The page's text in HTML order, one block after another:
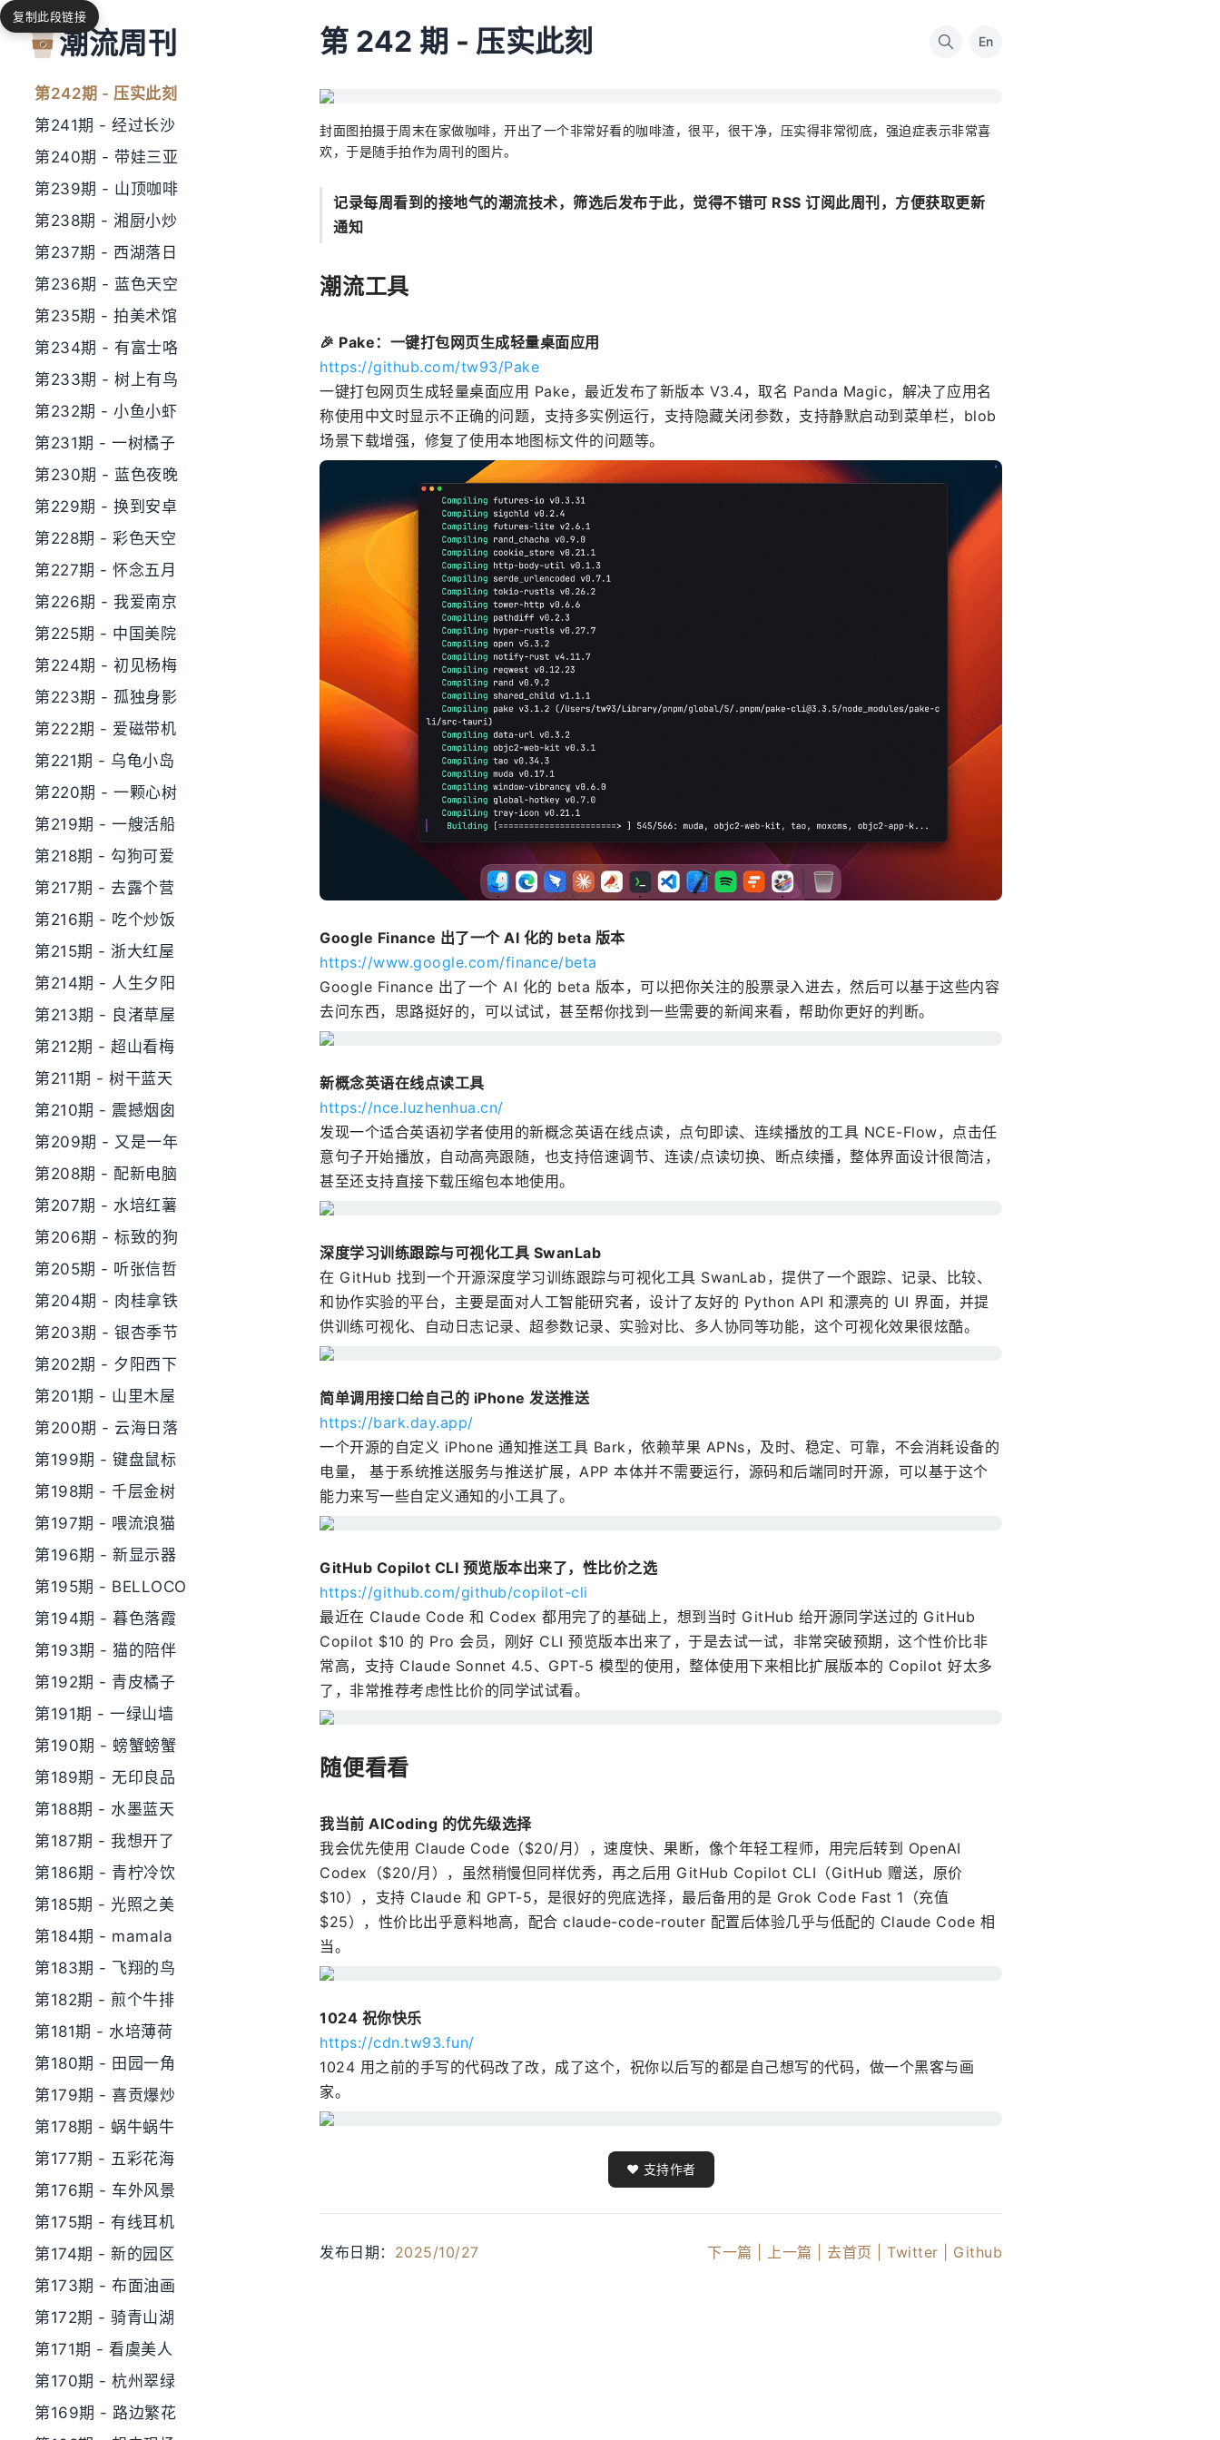
潮流周刊
第244期 - 飞机飞过
第243期 - 森泊不错
第242期 - 压实此刻
第241期 - 经过长沙
第240期 - 带娃三亚
第239期 - 山顶咖啡
第238期 - 湘厨小炒
第237期 - 西湖落日
第236期 - 蓝色天空
第235期 - 拍美术馆
第234期 - 有富士咯
第233期 - 树上有鸟
第232期 - 小鱼小虾
第231期 - 一树橘子
第230期 - 蓝色夜晚
第229期 - 换到安卓
第228期 - 彩色天空
第227期 - 怀念五月
第226期 - 我爱南京
第225期 - 中国美院
第224期 - 初见杨梅
第223期 - 孤独身影
第222期 - 爱磁带机
第221期 - 乌龟小岛
第220期 - 一颗心树
第219期 - 一艘活船
第218期 - 勾狗可爱
第217期 - 去露个营
第216期 - 吃个炒饭
第215期 - 浙大红屋
第214期 - 人生夕阳
第213期 - 良渚草屋
第212期 - 超山看梅
第211期 - 树干蓝天
第210期 - 震撼烟囱
第209期 - 又是一年
第208期 - 配新电脑
第207期 - 水培红薯
第206期 - 标致的狗
第205期 - 听张信哲
第204期 - 肉桂拿铁
第203期 - 银杏季节
第202期 - 夕阳西下
第201期 - 山里木屋
第200期 - 云海日落
第199期 - 键盘鼠标
第198期 - 千层金树
第197期 - 喂流浪猫
第196期 - 新显示器
第195期 - BELLOCO
第194期 - 暮色落霞
第193期 - 猫的陪伴
第192期 - 青皮橘子
第191期 - 一绿山墙
第190期 - 螃蟹螃蟹
第189期 - 无印良品
第188期 - 水墨蓝天
第187期 - 我想开了
第186期 - 青柠冷饮
第185期 - 光照之美
第184期 - mamala
第183期 - 飞翔的鸟
第182期 - 煎个牛排
第181期 - 水培薄荷
第180期 - 田园一角
第179期 - 喜贡爆炒
第178期 - 蜗牛蜗牛
第177期 - 五彩花海
第176期 - 车外风景
第175期 - 有线耳机
第174期 - 新的园区
第173期 - 布面油画
第172期 - 骑青山湖
第171期 - 看虞美人
第170期 - 杭州翠绿
第169期 - 路边繁花
第 242 期 - 压实此刻 En
封面图拍摄于周末在家做咖啡，开出了一个非常好看的咖啡渣，很平，很干净，压实得非常彻底，强迫症表示非常喜
欢，于是随手拍作为周刊的图片。
记录每周看到的接地气的潮流技术，筛选后发布于此，觉得不错可 RSS 订阅此周刊，方便获取更新
通知
潮流工具
🎉 Pake：一键打包网页生成轻量桌面应用
https://github.com/tw93/Pake
一键打包网页生成轻量桌面应用 Pake，最近发布了新版本 V3.4，取名 Panda Magic，解决了应用名
称使用中文时显示不正确的问题，支持多实例运行，支持隐藏关闭参数，支持静默启动到菜单栏，blob
场景下载增强，修复了使用本地图标文件的问题等。
Google Finance 出了一个 AI 化的 beta 版本
https://www.google.com/finance/beta
Google Finance 出了一个 AI 化的 beta 版本，可以把你关注的股票录入进去，然后可以基于这些内容
去问东西，思路挺好的，可以试试，甚至帮你找到一些需要的新闻来看，帮助你更好的判断。
新概念英语在线点读工具
https://nce.luzhenhua.cn/
发现一个适合英语初学者使用的新概念英语在线点读，点句即读、连续播放的工具 NCE-Flow，点击任
意句子开始播放，自动高亮跟随，也支持倍速调节、连读/点读切换、断点续播，整体界面设计很简洁，
甚至还支持直接下载压缩包本地使用。
深度学习训练跟踪与可视化工具 SwanLab
在 GitHub 找到一个开源深度学习训练跟踪与可视化工具 SwanLab，提供了一个跟踪、记录、比较、
和协作实验的平台，主要是面对人工智能研究者，设计了友好的 Python API 和漂亮的 UI 界面，并提
供训练可视化、自动日志记录、超参数记录、实验对比、多人协同等功能，这个可视化效果很炫酷。
简单调用接口给自己的 iPhone 发送推送
https://bark.day.app/
一个开源的自定义 iPhone 通知推送工具 Bark，依赖苹果 APNs，及时、稳定、可靠，不会消耗设备的
电量， 基于系统推送服务与推送扩展，APP 本体并不需要运行，源码和后端同时开源，可以基于这个
能力来写一些自定义通知的小工具了。
GitHub Copilot CLI 预览版本出来了，性比价之选
https://github.com/github/copilot-cli
最近在 Claude Code 和 Codex 都用完了的基础上，想到当时 GitHub 给开源同学送过的 GitHub
Copilot $10 的 Pro 会员，刚好 CLI 预览版本出来了，于是去试一试，非常突破预期，这个性价比非
常高，支持 Claude Sonnet 4.5、GPT-5 模型的使用，整体使用下来相比扩展版本的 Copilot 好太多
了，非常推荐考虑性比价的同学试试看。
随便看看
我当前 AICoding 的优先级选择
我会优先使用 Claude Code（$20/月），速度快、果断，像个年轻工程师，用完后转到 OpenAI
Codex（$20/月），虽然稍慢但同样优秀，再之后用 GitHub Copilot CLI（GitHub 赠送，原价
$10），支持 Claude 和 GPT-5，是很好的兜底选择，最后备用的是 Grok Code Fast 1（充值
$25），性价比出乎意料地高，配合 claude-code-router 配置后体验几乎与低配的 Claude Code 相
当。
1024 祝你快乐
https://cdn.tw93.fun/
1024 用之前的手写的代码改了改，成了这个，祝你以后写的都是自己想写的代码，做一个黑客与画
家。
❤️ 支持作者
发布日期： 2025/10/27 下一篇 | 上一篇 | 去首页 | Twitter | Github
复制此段链接